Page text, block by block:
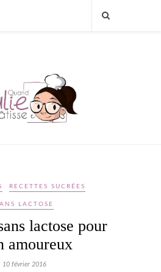
RECETTES SUCRÉES
LACTOSE
lactose pour
amoureux
10 février 2016